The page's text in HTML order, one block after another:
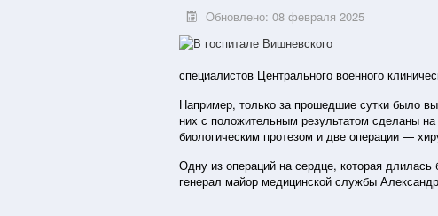
Обновлено: 08 февраля 2025
специалистов Центрального военного
Например, только за прошедшие сутки было
них с положительным результатом сделаны
биологическим протезом и две операции —
Одну из операций на сердце, которая
генерал майор медицинской службы